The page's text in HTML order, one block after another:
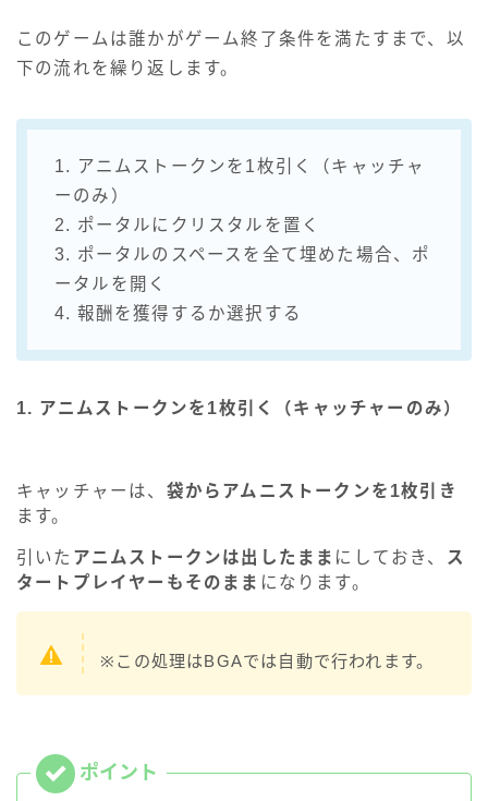
このゲームは誰かがゲーム終了条件を満たすまで、以
下の流れを繰り返します。
1. アニムストークンを1枚引く（キャッチャ
ーのみ）
2. ポータルにクリスタルを置く
3. ポータルのスペースを全て埋めた場合、ポ
ータルを開く
4. 報酬を獲得するか選択する
1. アニムストークンを1枚引く（キャッチャーのみ）
キャッチャーは、 袋からアムニストークンを1枚引き
ます。
引いた アニムストークンは出したまま にしておき、
ス
タートプレイヤーもそのまま になります。
※この処理はBGAでは自動で行われます。